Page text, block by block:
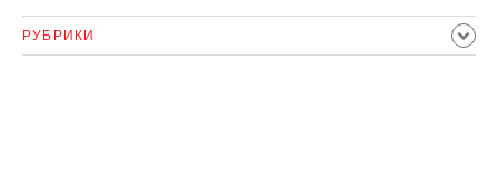
РУБРИКИ